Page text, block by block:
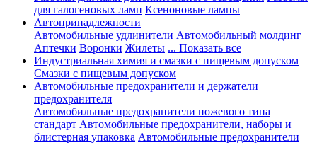
для галогеновых ламп Ксеноновые лампы
Автопринадлежности
Автомобильные удлинители Автомобильный молдинг
Аптечки Воронки Жилеты ... Показать все
Индустриальная химия и смазки с пищевым допуском
Смазки с пищевым допуском
Автомобильные предохранители и держатели
предохранителя
Автомобильные предохранители ножевого типа
стандарт Автомобильные предохранители, наборы и
блистерная упаковка Автомобильные предохранители